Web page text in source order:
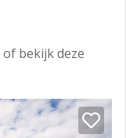
of bekijk deze